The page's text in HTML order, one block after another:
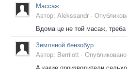
Массаж
Автор: Alekssandr ·
Вдома це не той масаж, треба
Земляной бензобур
Автор: Berrilott ·